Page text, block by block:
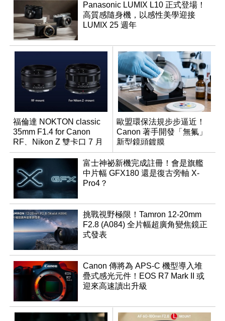
Panasonic LUMIX L10 正式登場！
高質感隨身機，以感性美學迎接
LUMIX 25 週年
福倫達 NOKTON classic
35mm F1.4 for Canon
RF、Nikon Z 雙卡口 7 月
同步登台
歐盟環保法規步步逼近！
Canon 著手開發「無氟」
新型鏡頭鍍膜
富士神祕新機完成註冊！會是旗艦
中片幅 GFX180 還是復古旁軸 X-
Pro4？
挑戰視野極限！Tamron 12-20mm
F2.8 (A084) 全片幅超廣角變焦鏡正
式發表
Canon 傳將為 APS-C 機型導入堆
疊式感光元件！EOS R7 Mark II 或
迎來高速讀出升級